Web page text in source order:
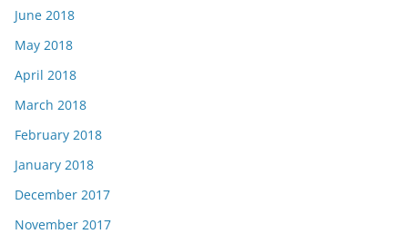
June 2018
May 2018
April 2018
March 2018
February 2018
January 2018
December 2017
November 2017